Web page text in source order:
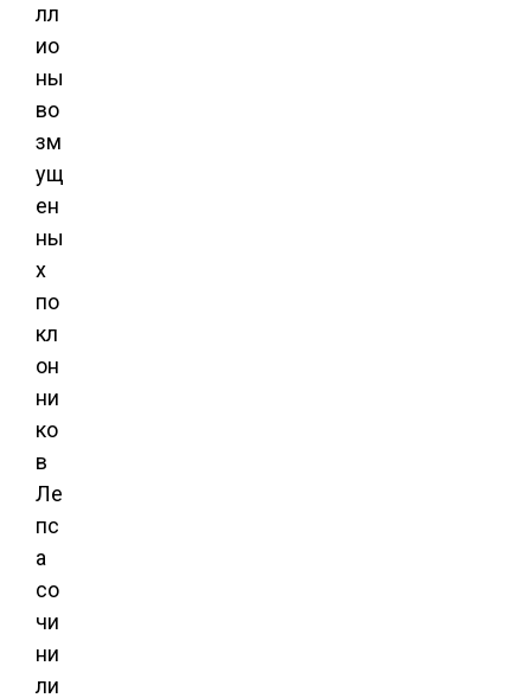
лл
ио
ны
во
зм
ущ
ен
ны
х
по
кл
он
ни
ко
в
Ле
пс
а
со
чи
ни
ли